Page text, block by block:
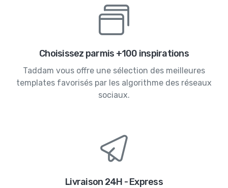
Choisissez parmis +100 inspirations
Taddam vous offre une sélection des meilleures
templates favorisés par les algorithme des réseaux
sociaux.
Livraison 24H - Express